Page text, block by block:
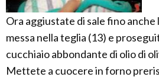
Ora aggiustate di sale fino anche
messa nella teglia (13) e
cucchiaio abbondante di olio di
Mettete a cuocere in forno